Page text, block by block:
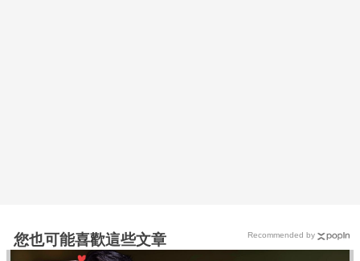
您也可能喜歡這些文章 Recommended by